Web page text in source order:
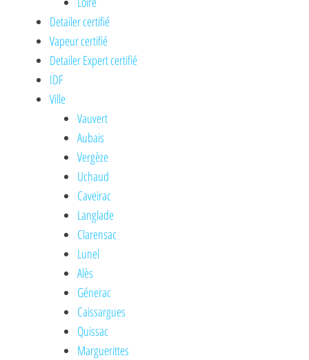
Detailer certifié
Vapeur certifié
Detailer Expert certifié
IDF
Ville
Vauvert
Aubais
Vergèze
Uchaud
Caveirac
Langlade
Clarensac
Lunel
Alès
Génerac
Caissargues
Quissac
Marguerittes